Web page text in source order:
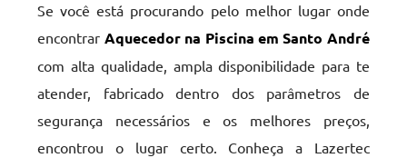
Se você está procurando pelo melhor lugar onde
encontrar Aquecedor na Piscina em Santo André
com alta qualidade, ampla disponibilidade para te
atender, fabricado dentro dos parâmetros de
segurança necessários e os melhores preços,
encontrou o lugar certo. Conheça a Lazertec